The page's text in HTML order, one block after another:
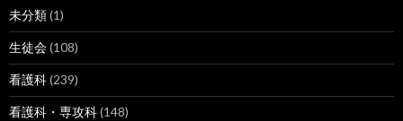
未分類(1)
生徒会(108)
看護科(239)
看護科・専攻科(148)